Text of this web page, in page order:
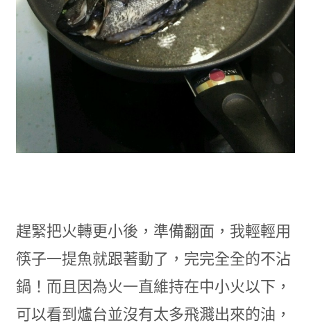
趕緊把火轉更小後，準備翻面，我輕輕用
筷子一提魚就跟著動了，完完全全的不沾
鍋！而且因為火一直維持在中小火以下，
可以看到爐台並沒有太多飛濺出來的油，